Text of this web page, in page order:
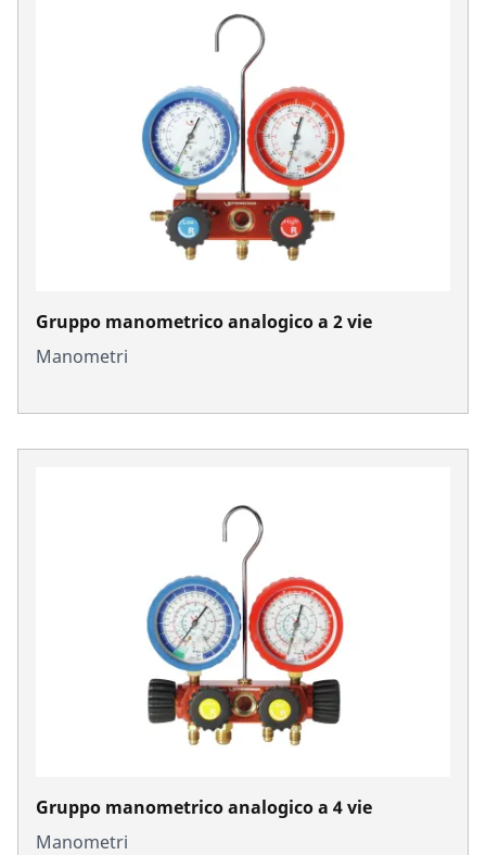
Gruppo manometrico analogico a 2 vie
Manometri
Gruppo manometrico analogico a 4 vie
Manometri